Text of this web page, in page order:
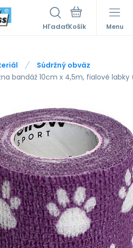
Hľadať Menu
Súdržný obväz
bandáž 10cm x 4,5m, fialové